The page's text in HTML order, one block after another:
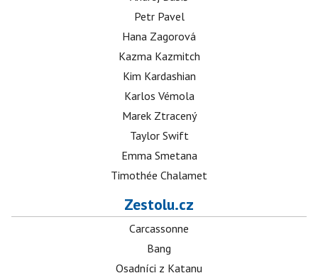
Petr Pavel
Hana Zagorová
Kazma Kazmitch
Kim Kardashian
Karlos Vémola
Marek Ztracený
Taylor Swift
Emma Smetana
Timothée Chalamet
Zestolu.cz
Carcassonne
Bang
Osadníci z Katanu